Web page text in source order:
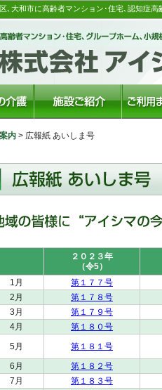
､大和市に高齢者マンション･住宅､認知症
内 > 広報紙 あいしま号
２０２３年
（令5）
1月
第１７７号
2月
第１７８号
3月
第１７９号
4月
第１８０号
5月
第１８１号
6月
第１８２号
7月
第１８３号